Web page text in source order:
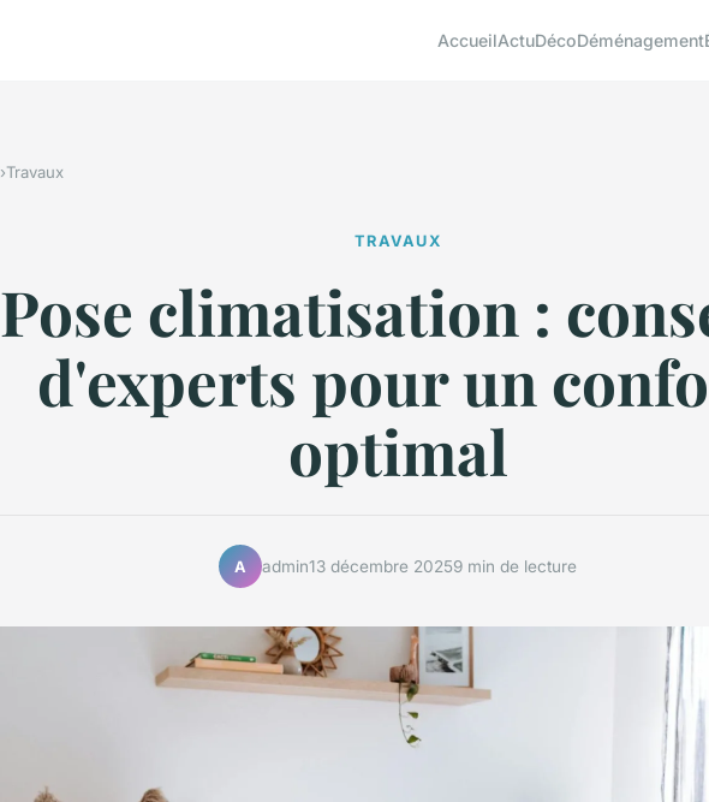
AccueilActuDécoDéménagement
›Travaux
TRAVAUX
Pose climatisation :
d'experts pour un
optimal
A admin13 décembre 20259 min de lecture